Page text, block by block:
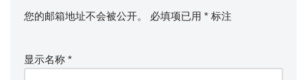
您的邮箱地址不会被公开。 必填项已用 * 标注
显示名称 *